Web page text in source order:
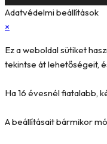
Adatvédelmi beállítások
×
Ez a weboldal sütiket
tekintse át lehetőségeit,
Ha 16 évesnél fiatalabb,
A beállításait bármikor